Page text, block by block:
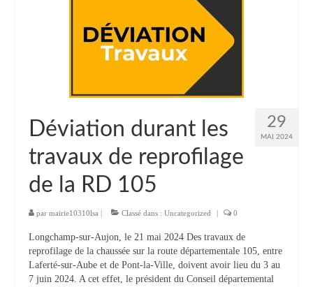
Longchamp-sur-Aujon en cartes postales
Accès / Transports
Hébergement
Services publics
Formalités administratives
Santé
Qualité de l’eau
Téléphonie mobile / Internet
Collecte des déchets
29
MAI 2024
Déviation durant les
travaux de reprofilage
de la RD 105
par mairie10310lsa Classé dans : Uncategorized 0
Longchamp-sur-Aujon, le 21 mai 2024 Des travaux de
reprofilage de la chaussée sur la route départementale 105, entre
Laferté-sur-Aube et de Pont-la-Ville, doivent avoir lieu du 3 au
7 juin 2024. A cet effet, le président du Conseil départemental